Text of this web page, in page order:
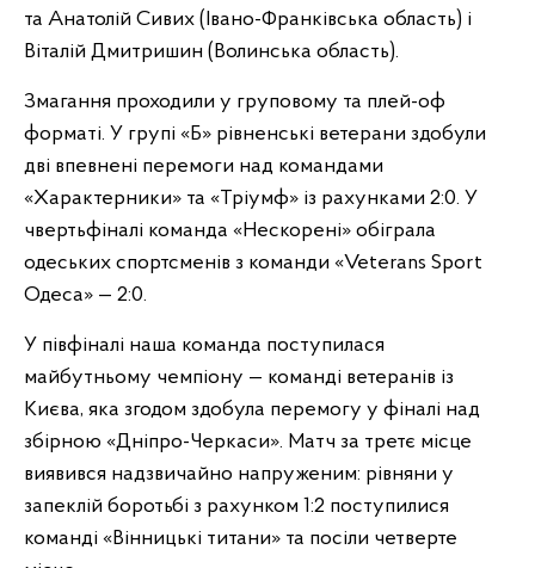
та Анатолій Сивих (Івано-Франківська область) і
Віталій Дмитришин (Волинська область).
Змагання проходили у груповому та плей-оф
форматі. У групі «Б» рівненські ветерани здобули
дві впевнені перемоги над командами
«Характерники» та «Тріумф» із рахунками 2:0. У
чвертьфіналі команда «Нескорені» обіграла
одеських спортсменів з команди «Veterans Sport
Одеса» — 2:0.
У півфіналі наша команда поступилася
майбутньому чемпіону — команді ветеранів із
Києва, яка згодом здобула перемогу у фіналі над
збірною «Дніпро-Черкаси». Матч за третє місце
виявився надзвичайно напруженим: рівняни у
запеклій боротьбі з рахунком 1:2 поступилися
команді «Вінницькі титани» та посіли четверте